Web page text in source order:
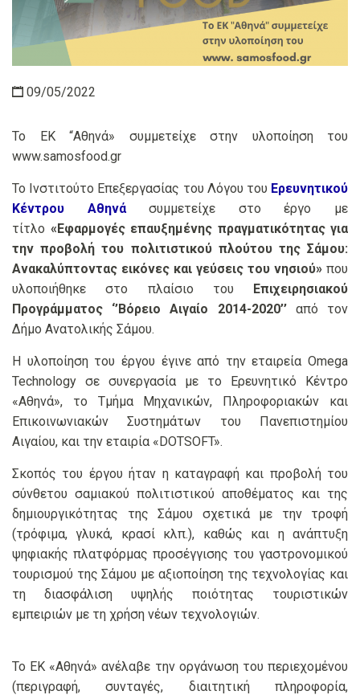
09/05/2022
To EK “Αθηνά» συμμετείχε στην υλοποίηση του
www.samosfood.gr
To Ινστιτούτο Επεξεργασίας του Λόγου του Ερευνητικού
Κέντρου Αθηνάσυμμετείχε στο έργο με
τίτλο «Εφαρμογές επαυξημένης πραγματικότητας για
την προβολή του πολιτιστικού πλούτου της Σάμου:
Ανακαλύπτοντας εικόνες και γεύσεις του νησιού» που
υλοποιήθηκε στο πλαίσιο του Επιχειρησιακού
Προγράμματος ‘’Βόρειο Αιγαίο 2014-2020’’ από τον
Δήμο Ανατολικής Σάμου.
Η υλοποίηση του έργου έγινε από την εταιρεία Omega
Technology σε συνεργασία με το Ερευνητικό Κέντρο
«Αθηνά», το Τμήμα Μηχανικών, Πληροφοριακών και
Επικοινωνιακών Συστημάτων του Πανεπιστημίου
Αιγαίου, και την εταιρία «DOTSOFT».
Σκοπός του έργου ήταν η καταγραφή και προβολή του
σύνθετου σαμιακού πολιτιστικού αποθέματος και της
δημιουργικότητας της Σάμου σχετικά με την τροφή
(τρόφιμα, γλυκά, κρασί κλπ.), καθώς και η ανάπτυξη
ψηφιακής πλατφόρμας προσέγγισης του γαστρονομικού
τουρισμού της Σάμου με αξιοποίηση της τεχνολογίας και
τη διασφάλιση υψηλής ποιότητας τουριστικών
εμπειριών με τη χρήση νέων τεχνολογιών.
Το ΕΚ «Αθηνά» ανέλαβε την οργάνωση του περιεχομένου
(περιγραφή, συνταγές, διαιτητική πληροφορία,